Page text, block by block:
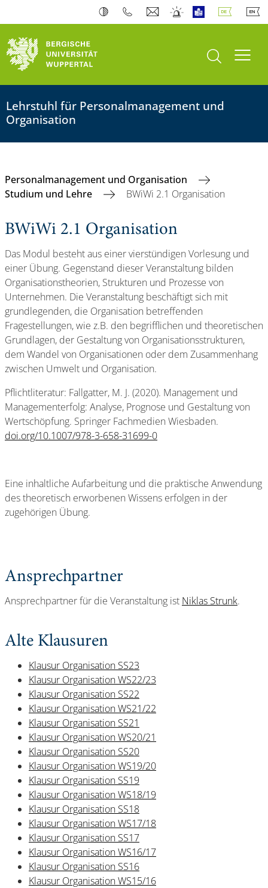
Suche öffnen
Lehrstuhl für Personalmanagement und
Organisation
Personalmanagement und Organisation
Studium und Lehre
BWiWi 2.1 Organisation
BWiWi 2.1 Organisation
Das Modul besteht aus einer vierstündigen Vorlesung und
einer Übung. Gegenstand dieser Veranstaltung bilden
Organisationstheorien, Strukturen und Prozesse von
Unternehmen. Die Veranstaltung beschäftigt sich mit
grundlegenden, die Organisation betreffenden
Fragestellungen, wie z.B. den begrifflichen und theoretischen
Grundlagen, der Gestaltung von Organisationsstrukturen,
dem Wandel von Organisationen oder dem Zusammenhang
zwischen Umwelt und Organisation.
Pflichtliteratur: Fallgatter, M. J. (2020). Management und
Managementerfolg: Analyse, Prognose und Gestaltung von
Wertschöpfung. Springer Fachmedien Wiesbaden.
doi.org/10.1007/978-3-658-31699-0
Eine inhaltliche Aufarbeitung und die praktische Anwendung
des theoretisch erworbenen Wissens erfolgen in der
zugehörigen Übung.
Ansprechpartner
Ansprechpartner für die Veranstaltung ist Niklas Strunk.
Alte Klausuren
Klausur Organisation SS23
Klausur Organisation WS22/23
Klausur Organisation SS22
Klausur Organisation WS21/22
Klausur Organisation SS21
Klausur Organisation WS20/21
Klausur Organisation SS20
Klausur Organisation WS19/20
Klausur Organisation SS19
Klausur Organisation WS18/19
Klausur Organisation SS18
Klausur Organisation WS17/18
Klausur Organisation SS17
Klausur Organisation WS16/17
Klausur Organisation SS16
Klausur Organisation WS15/16